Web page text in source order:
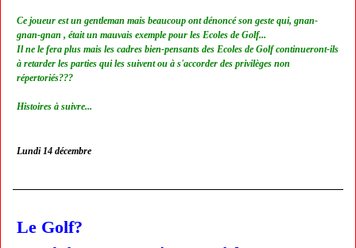
Ce joueur est un gentleman mais beaucoup ont dénoncé son geste qui, gnan-
gnan-gnan , était un mauvais exemple pour les Ecoles de Golf...
Il ne le fera plus mais les cadres bien-pensants des Ecoles de Golf continueront-ils
à retarder les parties qui les suivent ou à s'accorder des privilèges non
répertoriés???
Histoires à suivre...
Lundi 14 décembre
Le Golf?